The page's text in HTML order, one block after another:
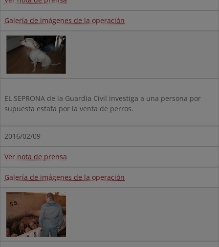
Galería de imágenes de la operación
EL SEPRONA de la Guardia Civil investiga a una persona por
supuesta estafa por la venta de perros.
2016/02/09
Ver nota de prensa
Galería de imágenes de la operación